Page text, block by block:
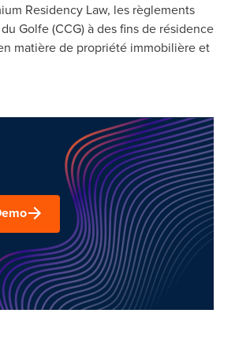
Residency Law, les règlements
Golfe (CCG) à des fins de résidence
matière de propriété immobilière et